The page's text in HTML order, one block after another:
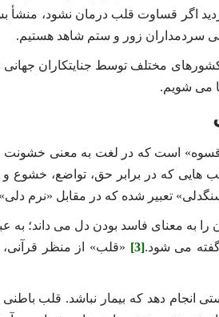
اگر قساوت قلب درمان نشود، منشأ
سردمداران زور و ستم شاهد هستیم.
مختلف توسط جنایتکاران جهانی
می شویم.
است که در لغت به معنی خشونت
که در برابر حق، تواضع، خشوع و
تعبیر شده که در مقابل «نرم
معنای فاسد بودن دل می ‌داند؛ به
می‌ شود.[3]
«قلب» از منظر
انجام دهد که بیمار نباشد. قلب